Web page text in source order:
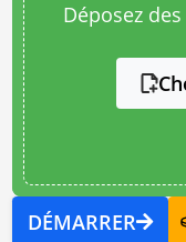
Déposez
DÉMARRER